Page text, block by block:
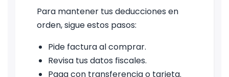
Para mantener tus deducciones en
orden, sigue estos pasos:
Pide factura al comprar.
Revisa tus datos fiscales.
Paga con transferencia o tarjeta.